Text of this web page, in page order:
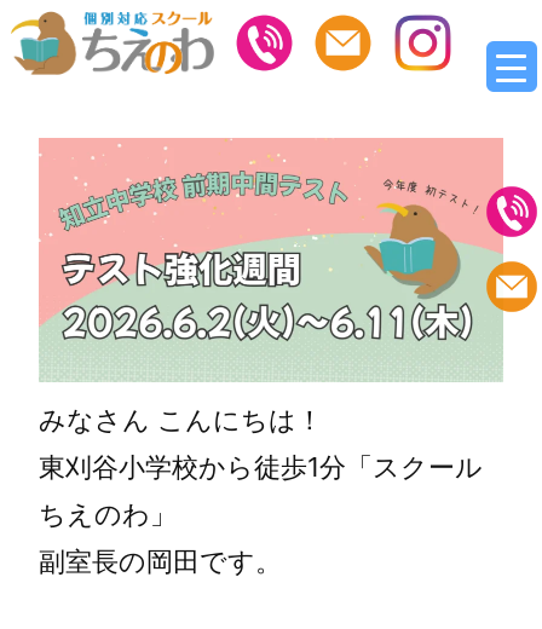
みなさん こんにちは！
東刈谷小学校から徒歩1分「スクール
ちえのわ」
副室長の岡田です。